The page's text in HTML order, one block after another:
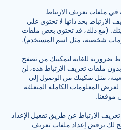
ملفات تعريف الارتباط
بحد ذاتها لا تحتوي على
(مع ذلك، قد تحتوي بعض ملفات
شخصية، مثل اسم المستخدم).
ضرورية للغاية لتمكينك من تصفح
ملفات تعريف الارتباط هذه، لن
مثل تمكينك من الوصول إلى
لعرض المعلومات الكاملة المتعلقة
موقعنا.
الارتباط عن طريق تفعيل الإعداد
لك برفض إعداد ملفات تعريف